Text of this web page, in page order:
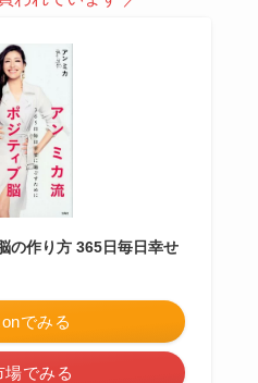
の作り方 365日毎日幸せ
でみる
場でみる